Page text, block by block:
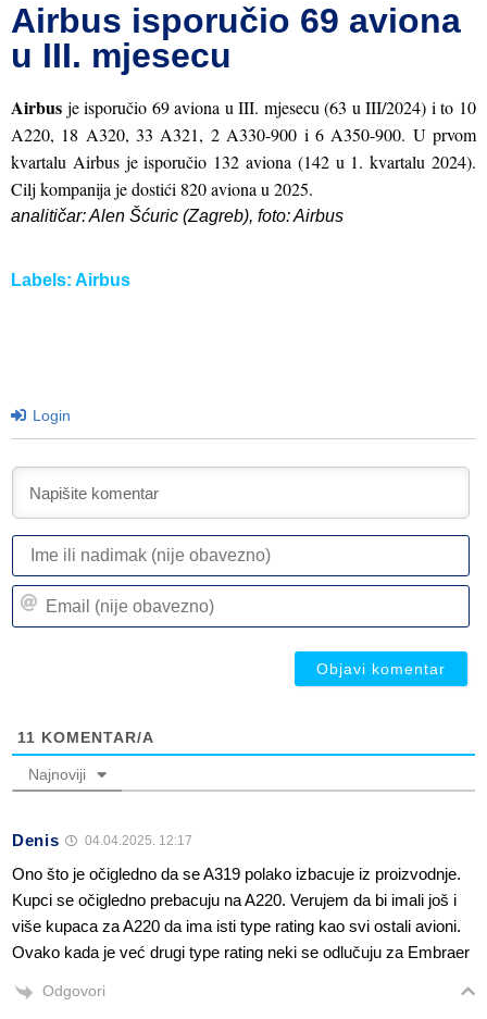
Airbus isporučio 69 aviona
u III. mjesecu
Airbus je isporučio 69 aviona u III. mjesecu (63 u III/2024) i to 10
A220, 18 A320, 33 A321, 2 A330-900 i 6 A350-900. U prvom
kvartalu Airbus je isporučio 132 aviona (142 u 1. kvartalu 2024).
Cilj kompanija je dostići 820 aviona u 2025.
analitičar: Alen Šćuric (Zagreb), foto: Airbus
Labels: Airbus
Login
11 KOMENTAR/A
Najnoviji
Denis 04.04.2025. 12:17
Ono što je očigledno da se A319 polako izbacuje iz proizvodnje.
Kupci se očigledno prebacuju na A220. Verujem da bi imali još i
više kupaca za A220 da ima isti type rating kao svi ostali avioni.
Ovako kada je već drugi type rating neki se odlučuju za Embraer
Odgovori